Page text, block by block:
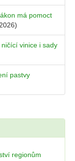
má pomoct
vinice i sady
pastvy
regionům